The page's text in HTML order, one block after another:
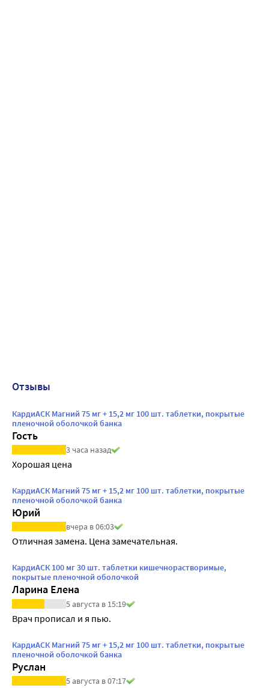
Отзывы
КардиАСК Магний 75 мг + 15,2 мг 100 шт. таблетки, покрытые
пленочной оболочкой банка
Гость
3 часа назад
Хорошая цена
КардиАСК Магний 75 мг + 15,2 мг 100 шт. таблетки, покрытые
пленочной оболочкой банка
Юрий
вчера в 06:03
Отличная замена. Цена замечательная.
КардиАСК 100 мг 30 шт. таблетки кишечнорастворимые,
покрытые пленочной оболочкой
Ларина Елена
5 августа в 15:19
Врач прописал и я пью.
КардиАСК Магний 75 мг + 15,2 мг 100 шт. таблетки, покрытые
пленочной оболочкой банка
Руслан
5 августа в 07:17